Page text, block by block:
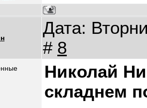
Дата:
# 8
Николай
складнем